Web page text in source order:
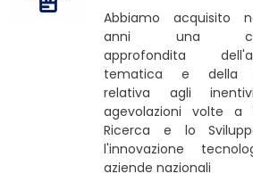
Abbiamo acquisito
anni una
approfondita
tematica e della
relativa agli
agevolazioni volte a
Ricerca e lo
l'innovazione
aziende nazionali